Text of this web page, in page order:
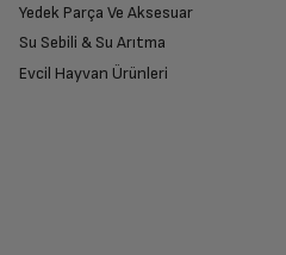
Yedek Parça Ve Aksesuar
Su Sebili & Su Arıtma
Evcil Hayvan Ürünleri